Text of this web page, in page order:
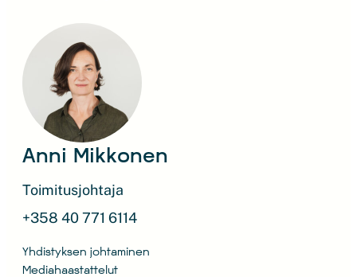
Anni Mikkonen
Toimitusjohtaja
+358 40 771 6114
Yhdistyksen johtaminen
Mediahaastattelut